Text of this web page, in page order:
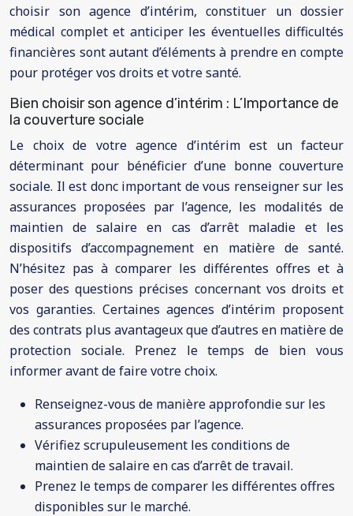
choisir son agence d’intérim, constituer un dossier
médical complet et anticiper les éventuelles difficultés
financières sont autant d’éléments à prendre en compte
pour protéger vos droits et votre santé.
Bien choisir son agence d’intérim : L’Importance de
la couverture sociale
Le choix de votre agence d’intérim est un facteur
déterminant pour bénéficier d’une bonne couverture
sociale. Il est donc important de vous renseigner sur les
assurances proposées par l’agence, les modalités de
maintien de salaire en cas d’arrêt maladie et les
dispositifs d’accompagnement en matière de santé.
N’hésitez pas à comparer les différentes offres et à
poser des questions précises concernant vos droits et
vos garanties. Certaines agences d’intérim proposent
des contrats plus avantageux que d’autres en matière de
protection sociale. Prenez le temps de bien vous
informer avant de faire votre choix.
Renseignez-vous de manière approfondie sur les
assurances proposées par l’agence.
Vérifiez scrupuleusement les conditions de
maintien de salaire en cas d’arrêt de travail.
Prenez le temps de comparer les différentes offres
disponibles sur le marché.